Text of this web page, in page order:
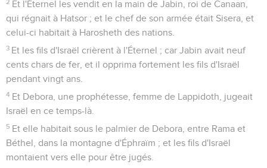
2 Et l'Éternel les vendit en la main de Jabin, roi de Canaan,
qui régnait à Hatsor ; et le chef de son armée était Sisera, et
celui-ci habitait à Harosheth des nations.
3 Et les fils d'Israël crièrent à l'Éternel ; car Jabin avait neuf
cents chars de fer, et il opprima fortement les fils d'Israël
pendant vingt ans.
4 Et Debora, une prophétesse, femme de Lappidoth, jugeait
Israël en ce temps-là.
5 Et elle habitait sous le palmier de Debora, entre Rama et
Béthel, dans la montagne d'Éphraïm ; et les fils d'Israël
montaient vers elle pour être jugés.